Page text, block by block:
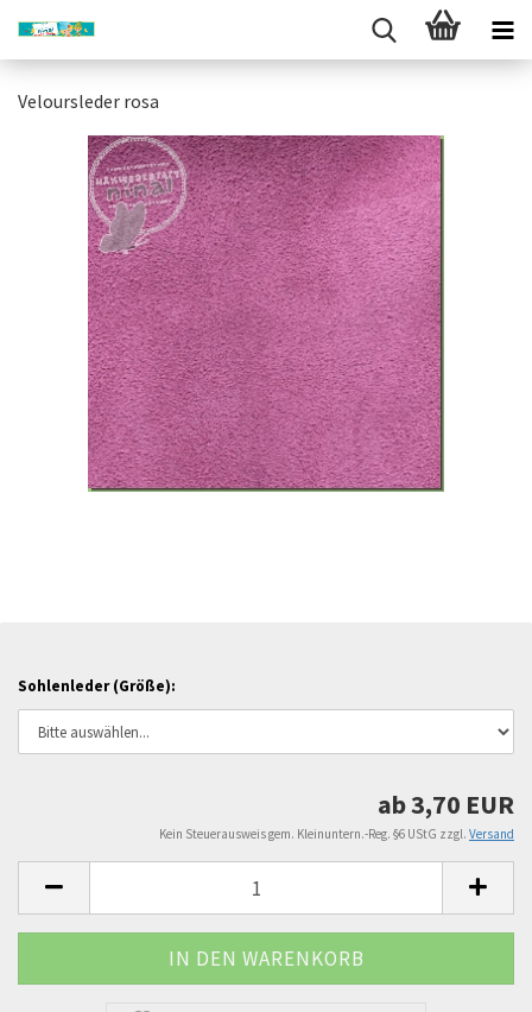
Veloursleder rosa
Sohlenleder (Größe):
ab 3,70 EUR
Kein Steuerausweis gem. Kleinuntern.-Reg. §6 UStG zzgl. Versand